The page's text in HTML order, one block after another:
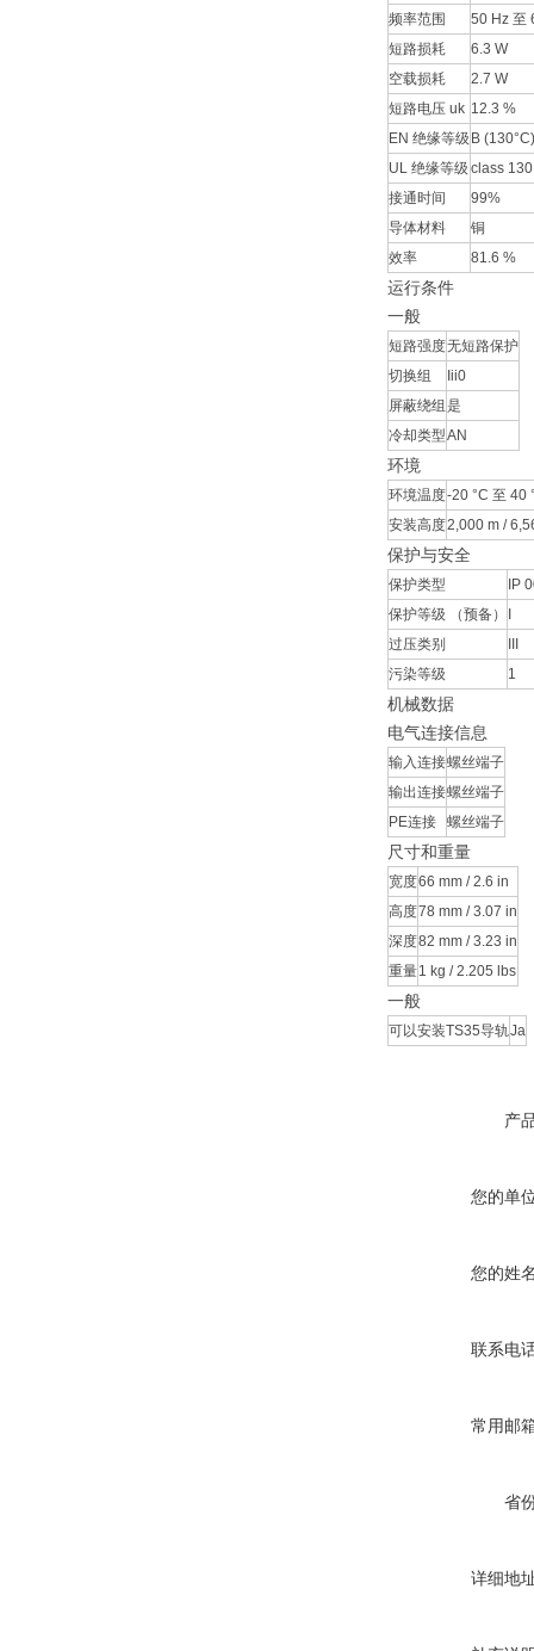
频率范围
50 Hz 至
短路损耗
6.3 W
空载损耗
2.7 W
短路电压 uk 12.3 %
EN 绝缘等级 B (130°C)
UL 绝缘等级 class 130
接通时间
99%
导体材料
铜
效率
81.6 %
运行条件
一般
短路强度无短路保护
切换组
Iii0
屏蔽绕组 是
冷却类型AN
环境
环境温度-20 °C 至 40
安装高度2,000 m /
保护与安全
保护类型
IP
保护等级 （预备）
过压类别
污染等级
1
机械数据
电气连接信息
输入连接螺丝端子
输出连接螺丝端子
PE连接
螺丝端子
尺寸和重量
宽度66 mm / 2.6 in
高度78 mm / 3.07 in
深度82 mm / 3.23 in
重量1 kg / 2.205 lbs
一般
可以安装TS35导轨Ja
产
您的单
您的姓
联系电
常用邮
省
详细地